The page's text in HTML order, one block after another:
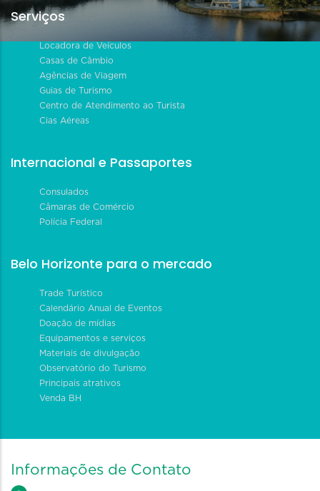
Serviços
Locadora de Veículos
Casas de Câmbio
Agências de Viagem
Guias de Turismo
Centro de Atendimento ao Turista
Cias Aéreas
Internacional e Passaportes
Consulados
Câmaras de Comércio
Polícia Federal
Belo Horizonte para o mercado
Trade Turístico
Calendário Anual de Eventos
Doação de mídias
Equipamentos e serviços
Materiais de divulgação
Observatório do Turismo
Principais atrativos
Venda BH
Informações de Contato